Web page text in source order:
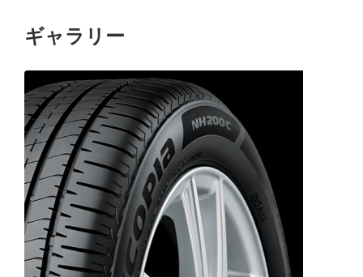
ギャラリー